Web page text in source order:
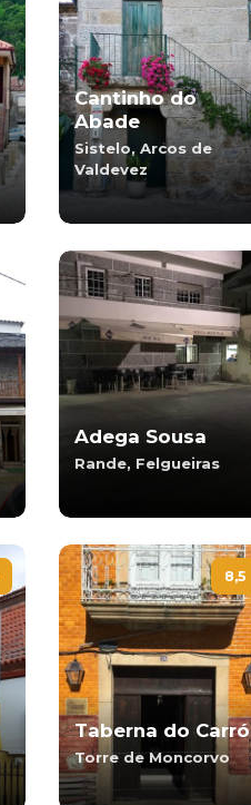
Cantinho do
Abade
Sistelo, Arcos de
Valdevez
Adega Sousa
Rande, Felgueiras
8,5
Taberna do Carró
Torre de Moncorvo